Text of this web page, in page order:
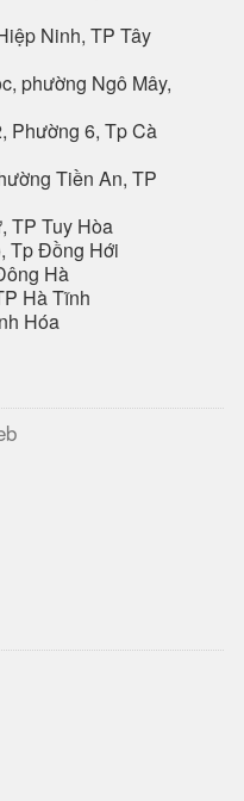
Ninh, TP Tây
phường Ngô Mây,
Phường 6, Tp Cà
Tiền An, TP
TP Tuy Hòa
Tp Đồng Hới
Hà
Hà Tĩnh
Hóa